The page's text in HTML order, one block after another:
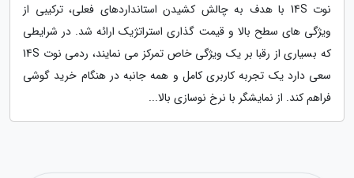
نوت 14S با هدف به چالش کشیدن استانداردهای فعلی، ترکیبی از
ویژگی های سطح بالا و قیمت گذاری استراتژیک ارائه شد. در شرایطی
که بسیاری از رقبا بر یک ویژگی خاص تمرکز می نمایند، ردمی نوت 14S
سعی دارد یک تجربه کاربری کامل و همه جانبه در هنگام خرید گوشی
فراهم کند. از نمایشگر با نرخ نوسازی بالا...